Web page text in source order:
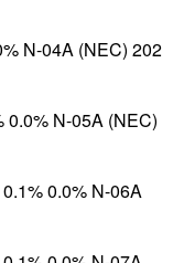
N-04A (NEC) 202
0.0% N-05A (NEC)
0.0% N-06A